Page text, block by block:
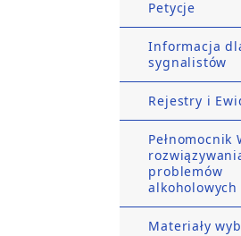
Petycje
Informacja
sygnalistów
Rejestry i
Pełnomocnik
problemów
alkoholowych
Materiały